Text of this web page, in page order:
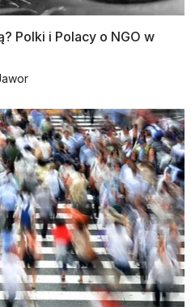
Polki i Polacy o NGO w